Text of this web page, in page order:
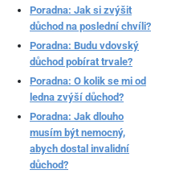
Poradna: Jak si zvýšit
důchod na poslední chvíli?
Poradna: Budu vdovský
důchod pobírat trvale?
Poradna: O kolik se mi od
ledna zvýší důchod?
Poradna: Jak dlouho
musím být nemocný,
abych dostal invalidní
důchod?